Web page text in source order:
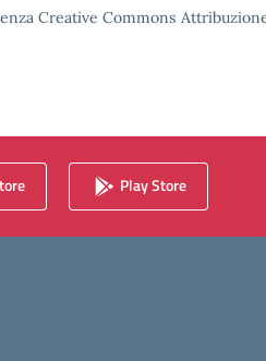
Creative Commons
Play Store